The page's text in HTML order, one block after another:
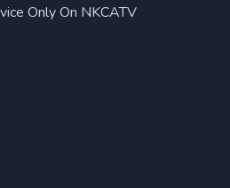
Only On NKCATV